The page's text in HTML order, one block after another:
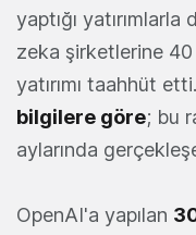
yaptığı yatırımlarla
zeka şirketlerine
yatırımı taahhüt etti.
bilgilere göre; bu
aylarında
OpenAI'a yapılan